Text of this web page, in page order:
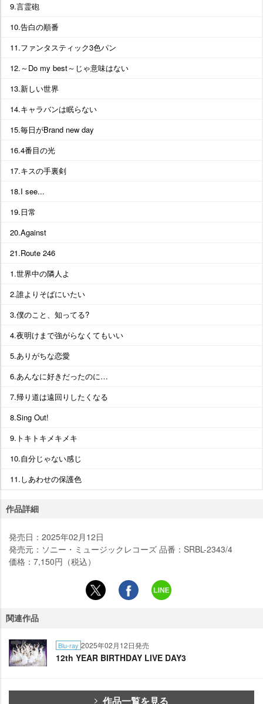
9.言霊砲
10.告白の順番
11.ファンタスティック3色パン
12.～Do my best～じゃ意味はない
13.新しい世界
14.キャラバンは眠らない
15.毎日がBrand new day
16.4番目の光
17.キスの手裏剣
18.I see...
19.日常
20.Against
21.Route 246
1.世界中の隣人よ
2.誰よりそばにいたい
3.僕のこと、知ってる?
4.夜明けまで強がらなくてもいい
5.ありがちな恋愛
6.あんなに好きだったのに…
7.帰り道は遠回りしたくなる
8.Sing Out!
9.トキトキメキメキ
10.自分じゃない感じ
11.しあわせの保護色
作品詳細
発売日：2025年02月12日
発売元：ソニー・ミュージックレコーズ 品番：SRBL-2343/4
価格：7,150円（税込）
関連作品
Blu-ray 2025年02月12日発売
12th YEAR BIRTHDAY LIVE DAY3
作品一覧を見る